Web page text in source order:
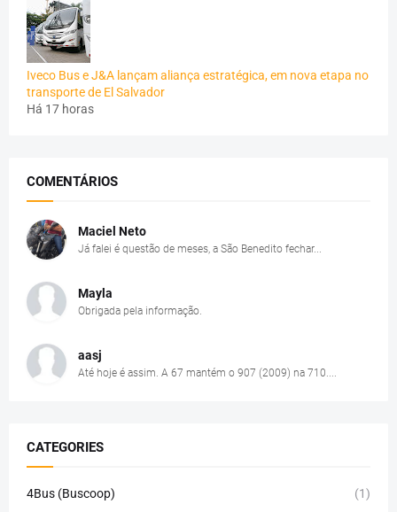
Iveco Bus e J&A lançam aliança estratégica, em nova etapa no
transporte de El Salvador
Há 17 horas
COMENTÁRIOS
Maciel Neto
Já falei é questão de meses, a São Benedito fechar...
Mayla
Obrigada pela informação.
aasj
Até hoje é assim. A 67 mantém o 907 (2009) na 710....
CATEGORIES
4Bus (Buscoop) (1)